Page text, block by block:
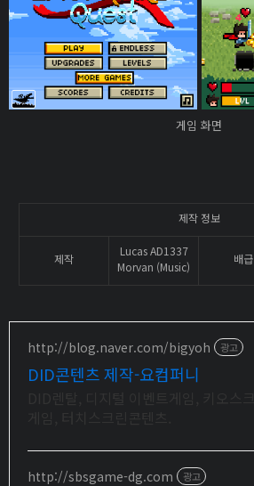
게임 화면
제작 정보
제작
Lucas AD1337
Morvan (Music)
배급
http://blog.naver.com/bigyoh 광고
DID콘텐츠 제작-요컴퍼니
http://sbsgame-dg.com 광고